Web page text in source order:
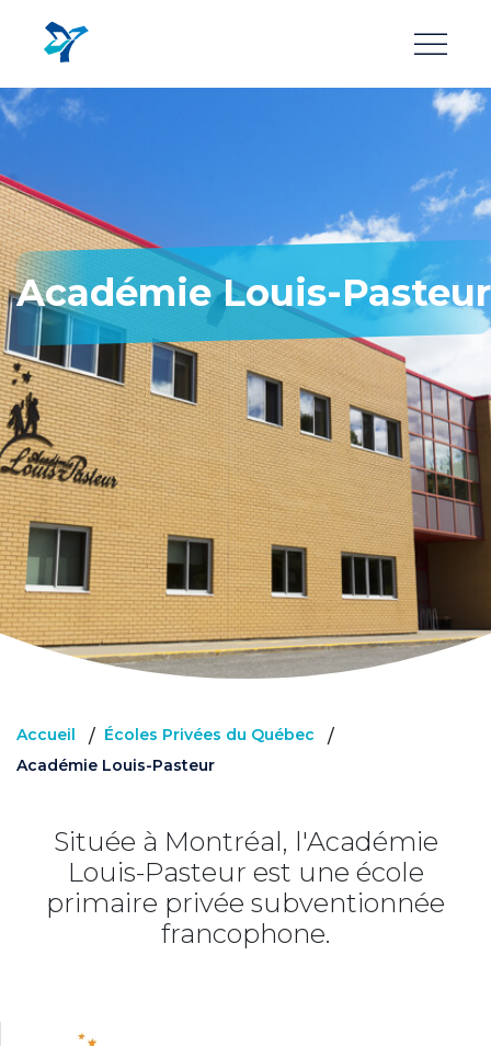
contenu
principal
Académie Louis-Pasteur
Accueil / Écoles Privées du Québec /
Académie Louis-Pasteur
Située à Montréal, l'Académie
Louis-Pasteur est une école
primaire privée subventionnée
francophone.